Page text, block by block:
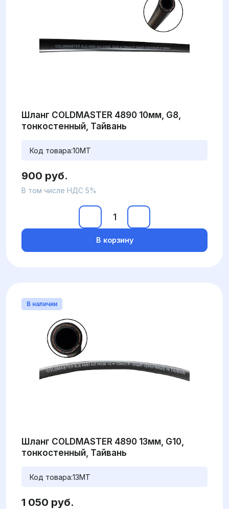
Шланг COLDMASTER 4890 10мм, G8,
тонкостенный, Тайвань
Код товара:10MT
900 руб.
В том числе НДС 5%
В корзину
В наличии
Шланг COLDMASTER 4890 13мм, G10,
тонкостенный, Тайвань
Код товара:13MT
1 050 руб.